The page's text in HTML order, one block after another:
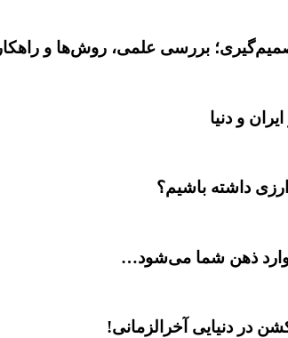
بررسی علمی، روش‌ها و
و دنیا
داشته باشیم؟